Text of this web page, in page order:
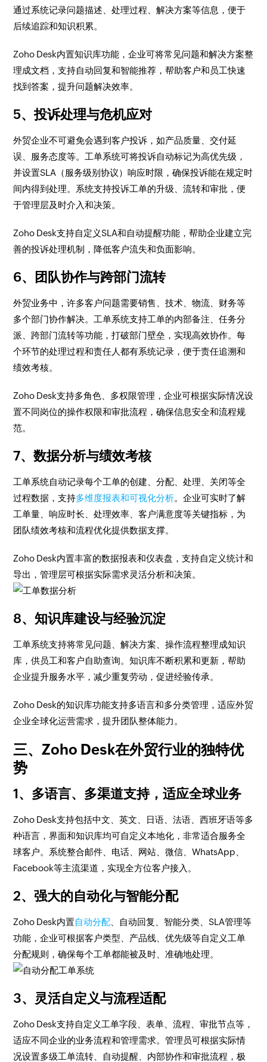
通过系统记录问题描述、处理过程、解决方案等信息，便于
后续追踪和知识积累。
Zoho Desk内置知识库功能，企业可将常见问题和解决方案整
理成文档，支持自动回复和智能推荐，帮助客户和员工快速
找到答案，提升问题解决效率。
5、投诉处理与危机应对
外贸企业不可避免会遇到客户投诉，如产品质量、交付延
误、服务态度等。工单系统可将投诉自动标记为高优先级，
并设置SLA（服务级别协议）响应时限，确保投诉能在规定时
间内得到处理。系统支持投诉工单的升级、流转和审批，便
于管理层及时介入和决策。
Zoho Desk支持自定义SLA和自动提醒功能，帮助企业建立完
善的投诉处理机制，降低客户流失和负面影响。
6、团队协作与跨部门流转
外贸业务中，许多客户问题需要销售、技术、物流、财务等
多个部门协作解决。工单系统支持工单的内部备注、任务分
派、跨部门流转等功能，打破部门壁垒，实现高效协作。每
个环节的处理过程和责任人都有系统记录，便于责任追溯和
绩效考核。
Zoho Desk支持多角色、多权限管理，企业可根据实际情况设
置不同岗位的操作权限和审批流程，确保信息安全和流程规
范。
7、数据分析与绩效考核
工单系统自动记录每个工单的创建、分配、处理、关闭等全
过程数据，支持多维度报表和可视化分析。企业可实时了解
工单量、响应时长、处理效率、客户满意度等关键指标，为
团队绩效考核和流程优化提供数据支撑。
Zoho Desk内置丰富的数据报表和仪表盘，支持自定义统计和
导出，管理层可根据实际需求灵活分析和决策。
8、知识库建设与经验沉淀
工单系统支持将常见问题、解决方案、操作流程整理成知识
库，供员工和客户自助查询。知识库不断积累和更新，帮助
企业提升服务水平，减少重复劳动，促进经验传承。
Zoho Desk的知识库功能支持多语言和多分类管理，适应外贸
企业全球化运营需求，提升团队整体能力。
三、Zoho Desk在外贸行业的独特优
势
1、多语言、多渠道支持，适应全球业务
Zoho Desk支持包括中文、英文、日语、法语、西班牙语等多
种语言，界面和知识库均可自定义本地化，非常适合服务全
球客户。系统整合邮件、电话、网站、微信、WhatsApp、
Facebook等主流渠道，实现全方位客户接入。
2、强大的自动化与智能分配
Zoho Desk内置自动分配 、自动回复、智能分类、SLA管理等
功能，企业可根据客户类型、产品线、优先级等自定义工单
分配规则，确保每个工单都能被及时、准确地处理。
3、灵活自定义与流程适配
Zoho Desk支持自定义工单字段、表单、流程、审批节点等，
适应不同企业的业务流程和管理需求。管理员可根据实际情
况设置多级工单流转、自动提醒、内部协作和审批流程，极